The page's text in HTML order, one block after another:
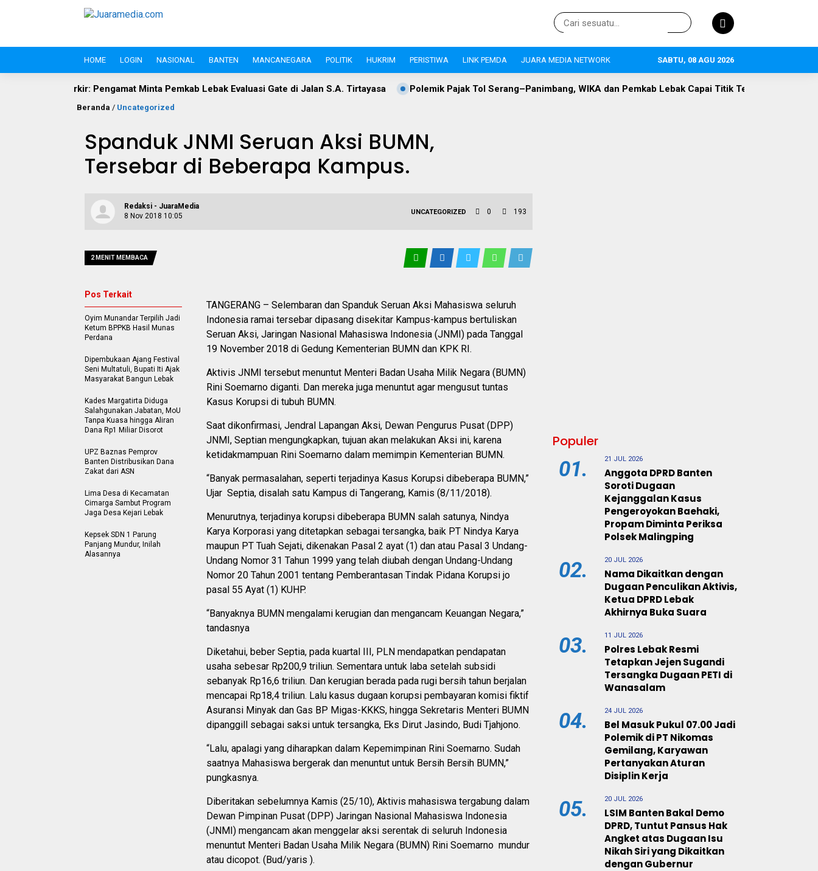
HOME LOGIN NASIONAL BANTEN MANCANEGARA POLITIK HUKRIM PERISTIWA LINK PEMDA JUARA MEDIA NETWORK SABTU, 08 AGU 2026
Pengamat Minta Pemkab Lebak Evaluasi Gate di Jalan S.A. Tirtayasa Polemik Pajak Tol Serang–Panimbang, WIKA dan Pemkab Lebak Capai Titik Temu DLH Lebak Dorong
Beranda / Uncategorized
Spanduk JNMI Seruan Aksi BUMN,
Tersebar di Beberapa Kampus.
Redaksi - JuaraMedia
8 Nov 2018 10:05
UNCATEGORIZED 0 193
2 MENIT MEMBACA
TANGERANG – Selembaran dan Spanduk Seruan Aksi Mahasiswa seluruh
Indonesia ramai tersebar dipasang disekitar Kampus-kampus bertuliskan
Seruan Aksi, Jaringan Nasional Mahasiswa Indonesia (JNMI) pada Tanggal
19 November 2018 di Gedung Kementerian BUMN dan KPK RI.
Aktivis JNMI tersebut menuntut Menteri Badan Usaha Milik Negara (BUMN)
Rini Soemarno diganti. Dan mereka juga menuntut agar mengusut tuntas
Kasus Korupsi di tubuh BUMN.
Saat dikonfirmasi, Jendral Lapangan Aksi, Dewan Pengurus Pusat (DPP)
JNMI, Septian mengungkapkan, tujuan akan melakukan Aksi ini, karena
ketidakmampuan Rini Soemarno dalam memimpin Kementerian BUMN.
“Banyak permasalahan, seperti terjadinya Kasus Korupsi dibeberapa BUMN,”
Ujar Septia, disalah satu Kampus di Tangerang, Kamis (8/11/2018).
Menurutnya, terjadinya korupsi dibeberapa BUMN salah satunya, Nindya
Karya Korporasi yang ditetapkan sebagai tersangka, baik PT Nindya Karya
maupun PT Tuah Sejati, dikenakan Pasal 2 ayat (1) dan atau Pasal 3 Undang-
Undang Nomor 31 Tahun 1999 yang telah diubah dengan Undang-Undang
Nomor 20 Tahun 2001 tentang Pemberantasan Tindak Pidana Korupsi jo
pasal 55 Ayat (1) KUHP.
“Banyaknya BUMN mengalami kerugian dan mengancam Keuangan Negara,”
tandasnya
Diketahui, beber Septia, pada kuartal III, PLN mendapatkan pendapatan
usaha sebesar Rp200,9 triliun. Sementara untuk laba setelah subsidi
sebanyak Rp16,6 triliun. Dan kerugian berada pada rugi bersih tahun berjalan
mencapai Rp18,4 triliun. Lalu kasus dugaan korupsi pembayaran komisi fiktif
Asuransi Minyak dan Gas BP Migas-KKKS, hingga Sekretaris Menteri BUMN
dipanggill sebagai saksi untuk tersangka, Eks Dirut Jasindo, Budi Tjahjono.
“Lalu, apalagi yang diharapkan dalam Kepemimpinan Rini Soemarno. Sudah
saatnya Mahasiswa bergerak dan menuntut untuk Bersih Bersih BUMN,”
pungkasnya.
Diberitakan sebelumnya Kamis (25/10), Aktivis mahasiswa tergabung dalam
Dewan Pimpinan Pusat (DPP) Jaringan Nasional Mahasiswa Indonesia
(JNMI) mengancam akan menggelar aksi serentak di seluruh Indonesia
menuntut Menteri Badan Usaha Milik Negara (BUMN) Rini Soemarno mundur
atau dicopot. (Bud/yaris ).
Pos Terkait
Oyim Munandar Terpilih Jadi
Ketum BPPKB Hasil Munas
Perdana
Dipembukaan Ajang Festival
Seni Multatuli, Bupati Iti Ajak
Masyarakat Bangun Lebak
Kades Margatirta Diduga
Salahgunakan Jabatan, MoU
Tanpa Kuasa hingga Aliran
Dana Rp1 Miliar Disorot
UPZ Baznas Pemprov
Banten Distribusikan Dana
Zakat dari ASN
Lima Desa di Kecamatan
Cimarga Sambut Program
Jaga Desa Kejari Lebak
Kepsek SDN 1 Parung
Panjang Mundur, Inilah
Alasannya
Populer
01. 21 JUL 2026
Anggota DPRD Banten
Soroti Dugaan
Kejanggalan Kasus
Pengeroyokan Baehaki,
Propam Diminta Periksa
Polsek Malingping
02. 20 JUL 2026
Nama Dikaitkan dengan
Dugaan Penculikan Aktivis,
Ketua DPRD Lebak
Akhirnya Buka Suara
03. 11 JUL 2026
Polres Lebak Resmi
Tetapkan Jejen Sugandi
Tersangka Dugaan PETI di
Wanasalam
04. 24 JUL 2026
Bel Masuk Pukul 07.00 Jadi
Polemik di PT Nikomas
Gemilang, Karyawan
Pertanyakan Aturan
Disiplin Kerja
05. 20 JUL 2026
LSIM Banten Bakal Demo
DPRD, Tuntut Pansus Hak
Angket atas Dugaan Isu
Nikah Siri yang Dikaitkan
dengan Gubernur